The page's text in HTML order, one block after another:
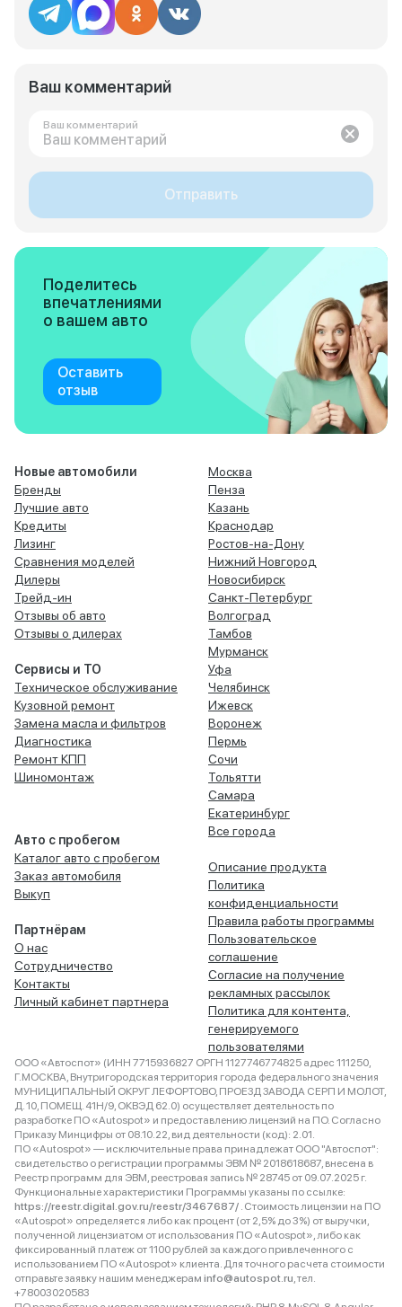
Ваш комментарий
Ваш комментарий
Отправить
Поделитесь
впечатлениями
о вашем авто
Оставить
отзыв
Новые автомобили
Бренды
Лучшие авто
Кредиты
Лизинг
Сравнения моделей
Дилеры
Трейд-ин
Отзывы об авто
Отзывы о дилерах
Сервисы и ТО
Техническое обслуживание
Кузовной ремонт
Замена масла и фильтров
Диагностика
Ремонт КПП
Шиномонтаж
Авто с пробегом
Каталог авто с пробегом
Заказ автомобиля
Выкуп
Партнёрам
О нас
Сотрудничество
Контакты
Личный кабинет партнера
Москва
Пенза
Казань
Краснодар
Ростов-на-Дону
Нижний Новгород
Новосибирск
Санкт-Петербург
Волгоград
Тамбов
Мурманск
Уфа
Челябинск
Ижевск
Воронеж
Пермь
Сочи
Тольятти
Самара
Екатеринбург
Все города
Описание продукта
Политика
конфиденциальности
Правила работы программы
Пользовательское
соглашение
Согласие на получение
рекламных рассылок
Политика для контента,
генерируемого
пользователями
ООО «Автоспот» (ИНН 7715936827 ОРГН 1127746774825 адрес 111250,
Г.МОСКВА, Внутригородская территория города федерального значения
МУНИЦИПАЛЬНЫЙ ОКРУГ ЛЕФОРТОВО, ПРОЕЗД ЗАВОДА СЕРП И МОЛОТ,
Д. 10, ПОМЕЩ. 41Н/9, ОКВЭД 62.0) осуществляет деятельность по
разработке ПО «Autospot» и предоставлению лицензий на ПО. Согласно
Приказу Минцифры от 08.10.22, вид деятельности (код): 2.01.
ПО «Autospot» — исключительные права принадлежат ООО "Автоспот":
свидетельство о регистрации программы ЭВМ № 2018618687, внесена в
Реестр программ для ЭВМ, реестровая запись № 28745 от 09.07.2025 г.
Функциональные характеристики Программы указаны по ссылке:
https://reestr.digital.gov.ru/reestr/3467687/ . Стоимость лицензии на ПО
«Autospot» определяется либо как процент (от 2,5% до 3%) от выручки,
полученной лицензиатом от использования ПО «Autospot», либо как
фиксированный платеж от 1100 рублей за каждого привлеченного с
использованием ПО «Autospot» клиента. Для точного расчета стоимости
отправьте заявку нашим менеджерам info@autospot.ru, тел.
+78003020583